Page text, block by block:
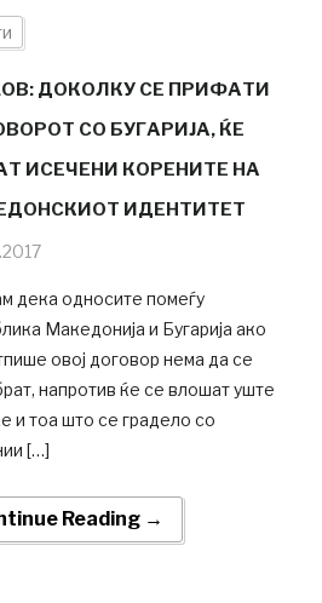
ДОКОЛКУ СЕ ПРИФАТИ
СО БУГАРИЈА, ЌЕ
ИСЕЧЕНИ КОРЕНИТЕ НА
ИДЕНТИТЕТ
дека односите помеѓу
Македонија и Бугарија ако
овој договор нема да се
напротив ќе се влошат уште
и тоа што се градело со
[…]
Reading →